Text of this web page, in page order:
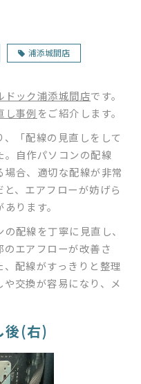
浦添城間店
ドック浦添城間店です。
し事例 をご紹介します。
「配線の見直しをして
。自作パソコンの配線
合、適切な配線が非常
、エアフローが妨げら
ります。
配線を丁寧に見直し、
エアフローが改善さ
配線がすっきりと整理
交換が容易になり、メ
後(右)